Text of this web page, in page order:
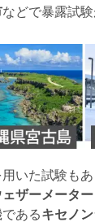
などで暴露試
いた試験も
ザーメーター
あるキセノ